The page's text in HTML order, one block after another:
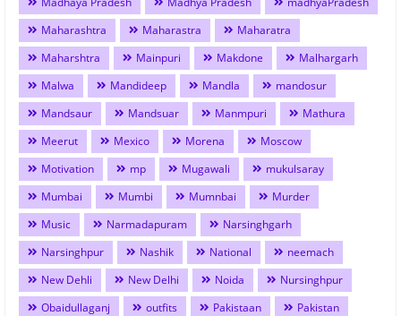
Maharashtra
Maharastra
Maharatra
Maharshtra
Mainpuri Makdone
Malhargarh
Malwa
Mandideep Mandla
mandosur
Mandsaur
Mandsuar Manmpuri
Mathura
Meerut
Mexico Morena
Moscow
Motivation
mp Mugawali
mukulsaray
Mumbai
Mumbi Mumnbai
Murder
Music
Narmadapuram
Narsinghgarh
Narsinghpur
Nashik National
neemach
New Dehli
New Delhi Noida
Nursinghpur
Obaidullaganj
outfits Pakistaan
Pakistan